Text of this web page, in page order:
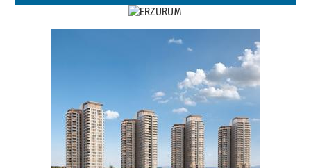
Esat BİNDESEN
Başkan Sekmen’den Erzurum’a
bir vizyon proje daha!